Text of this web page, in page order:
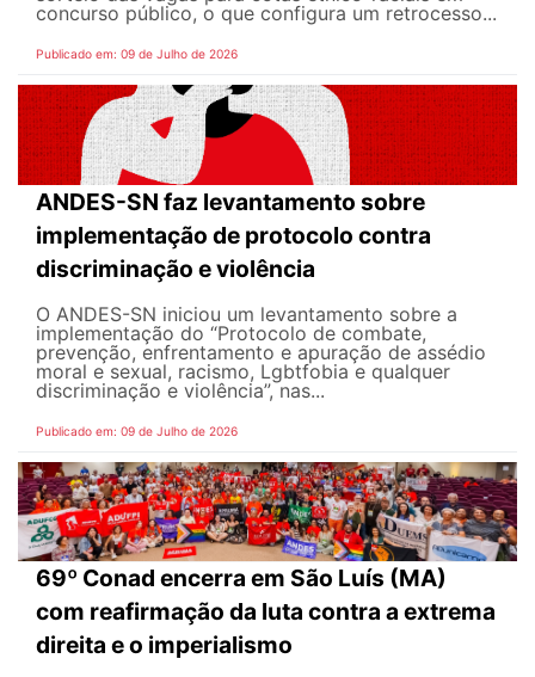
concurso público, o que configura um retrocesso...
Publicado em: 09 de Julho de 2026
ANDES-SN faz levantamento sobre
implementação de protocolo contra
discriminação e violência
O ANDES-SN iniciou um levantamento sobre a
implementação do “Protocolo de combate,
prevenção, enfrentamento e apuração de assédio
moral e sexual, racismo, Lgbtfobia e qualquer
discriminação e violência”, nas...
Publicado em: 09 de Julho de 2026
69º Conad encerra em São Luís (MA)
com reafirmação da luta contra a extrema
direita e o imperialismo